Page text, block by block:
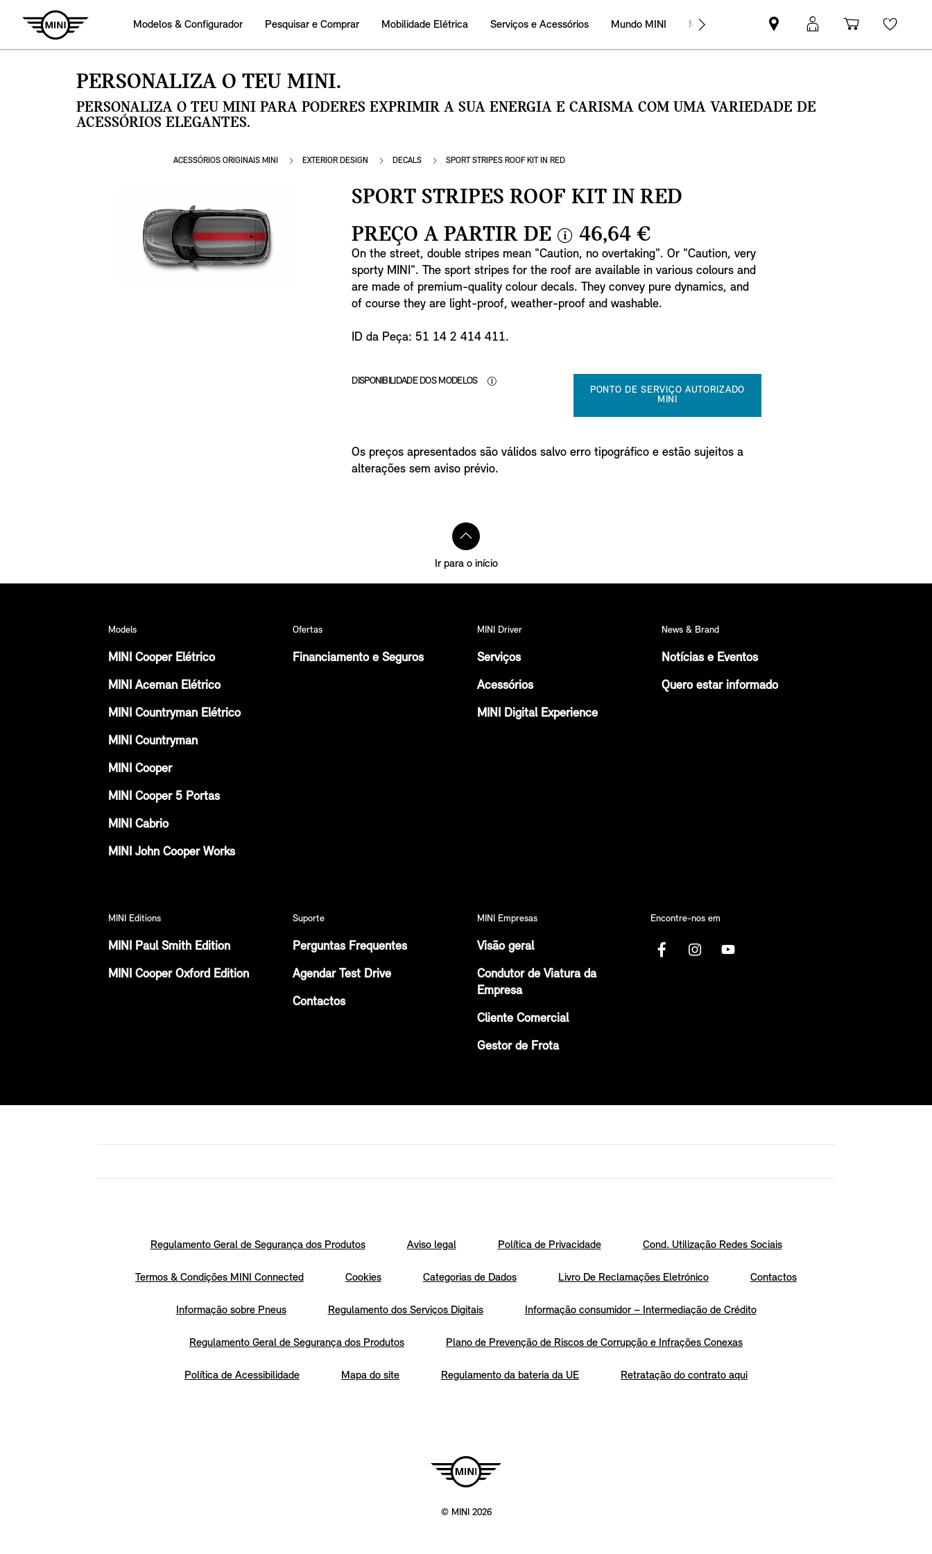
Modelos & Configurador Pesquisar e Comprar Mobilidade Elétrica Serviços e Acessórios Mundo MINI MINI Empresas
Pesquisar
parceiro
Iniciar
sessão
Carrinho
de
PERSONALIZA O TEU MINI.
PERSONALIZA O TEU MINI PARA PODERES EXPRIMIR A SUA ENERGIA E CARISMA COM UMA VARIEDADE DE
ACESSÓRIOS ELEGANTES.
ACESSÓRIOS ORIGINAIS MINI EXTERIOR DESIGN DECALS SPORT STRIPES ROOF KIT IN RED
SPORT STRIPES ROOF KIT IN RED
PREÇO A PARTIR DE
i
n
f
o
46,64 €
On the street, double stripes mean "Caution, no overtaking". Or "Caution, very
sporty MINI". The sport stripes for the roof are available in various colours and
are made of premium-quality colour decals. They convey pure dynamics, and
of course they are light-proof, weather-proof and washable.
ID da Peça: 51 14 2 414 411.
DISPONIBILIDADE DOS MODELOS
PONTO DE SERVIÇO AUTORIZADO
MINI
Os preços apresentados são válidos salvo erro tipográfico e estão sujeitos a
alterações sem aviso prévio.
Ir para o início
Models
MINI Cooper Elétrico
MINI Aceman Elétrico
MINI Countryman Elétrico
MINI Countryman
MINI Cooper
MINI Cooper 5 Portas
MINI Cabrio
MINI John Cooper Works
Ofertas
Financiamento e Seguros
MINI Driver
Serviços
Acessórios
MINI Digital Experience
News & Brand
Notícias e Eventos
Quero estar informado
MINI Editions
MINI Paul Smith Edition
MINI Cooper Oxford Edition
Suporte
Perguntas Frequentes
Agendar Test Drive
Contactos
MINI Empresas
Visão geral
Condutor de Viatura da
Empresa
Cliente Comercial
Gestor de Frota
Encontre-nos em
Regulamento Geral de Segurança dos Produtos Aviso legal Política de Privacidade Cond. Utilização Redes Sociais
Termos & Condições MINI Connected Cookies Categorias de Dados Livro De Reclamações Eletrónico Contactos
Informação sobre Pneus Regulamento dos Serviços Digitais Informação consumidor – Intermediação de Crédito
Regulamento Geral de Segurança dos Produtos Plano de Prevenção de Riscos de Corrupção e Infrações Conexas
Política de Acessibilidade Mapa do site Regulamento da bateria da UE Retratação do contrato aqui
© MINI 2026